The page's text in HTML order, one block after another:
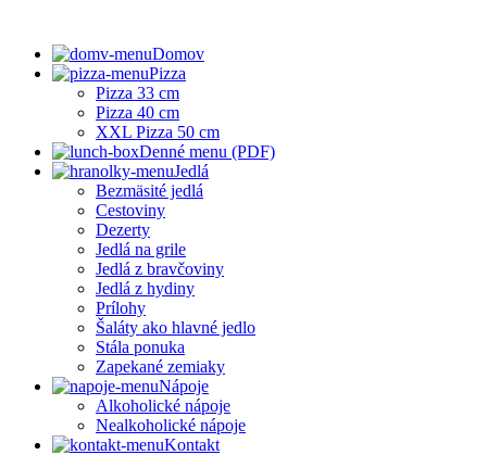
Domov
Pizza
Pizza 33 cm
Pizza 40 cm
XXL Pizza 50 cm
Denné menu (PDF)
Jedlá
Bezmäsité jedlá
Cestoviny
Dezerty
Jedlá na grile
Jedlá z bravčoviny
Jedlá z hydiny
Prílohy
Šaláty ako hlavné jedlo
Stála ponuka
Zapekané zemiaky
Nápoje
Alkoholické nápoje
Nealkoholické nápoje
Kontakt